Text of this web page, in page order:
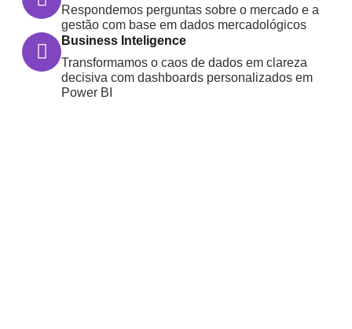
Respondemos perguntas sobre o mercado e a
gestão com base em dados mercadológicos
Business Inteligence
Transformamos o caos de dados em clareza
decisiva com dashboards personalizados em
Power BI